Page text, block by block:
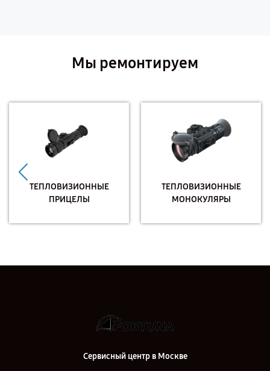
Мы ремонтируем
ТЕПЛОВИЗИОННЫЕ
ПРИЦЕЛЫ
ТЕПЛОВИЗИОННЫЕ
МОНОКУЛЯРЫ
Сервисный центр в Москве